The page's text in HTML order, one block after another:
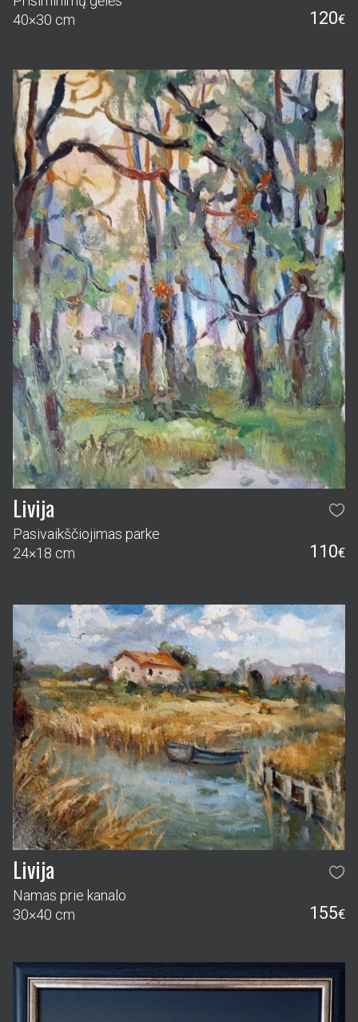
40×30 cm
120€
Livija
Pasivaikščiojimas parke
24×18 cm
110€
Livija
Namas prie kanalo
30×40 cm
155€